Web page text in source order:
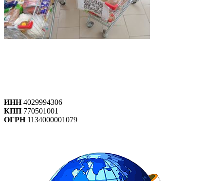
ИНН4029994306
КПП 770501001
ОГРН1134000001079